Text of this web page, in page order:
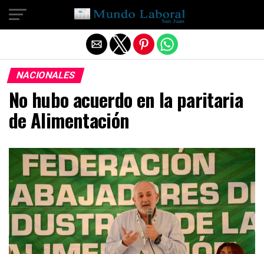
NACIONALES
No hubo acuerdo en la paritaria
de Alimentación
Salir de la versión móvil